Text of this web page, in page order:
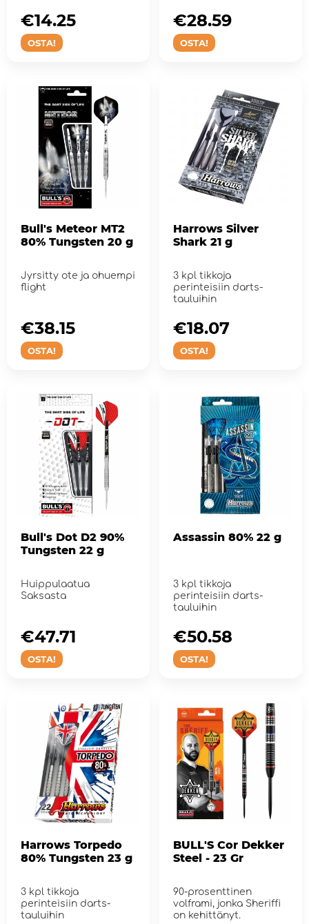
OSTA!
€14.25
OSTA!
€28.59
Bull's Meteor MT2
80% Tungsten 20 g
Jyrsitty ote ja ohuempi
flight
OSTA!
€38.15
Harrows Silver
Shark 21 g
3 kpl tikkoja
perinteisiin darts-
tauluihin
OSTA!
€18.07
Bull's Dot D2 90%
Tungsten 22 g
Huippulaatua
Saksasta
OSTA!
€47.71
Assassin 80% 22 g
3 kpl tikkoja
perinteisiin darts-
tauluihin
OSTA!
€50.58
Harrows Torpedo
80% Tungsten 23 g
3 kpl tikkoja
perinteisiin darts-
tauluihin
BULL'S Cor Dekker
Steel - 23 Gr
90-prosenttinen
volframi, jonka Sheriffi
on kehittänyt.